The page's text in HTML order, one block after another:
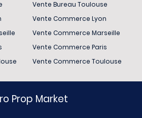
Vente Bureau Toulouse
Vente Commerce Lyon
Vente Commerce Marseille
Vente Commerce Paris
Vente Commerce Toulouse
Prop Market